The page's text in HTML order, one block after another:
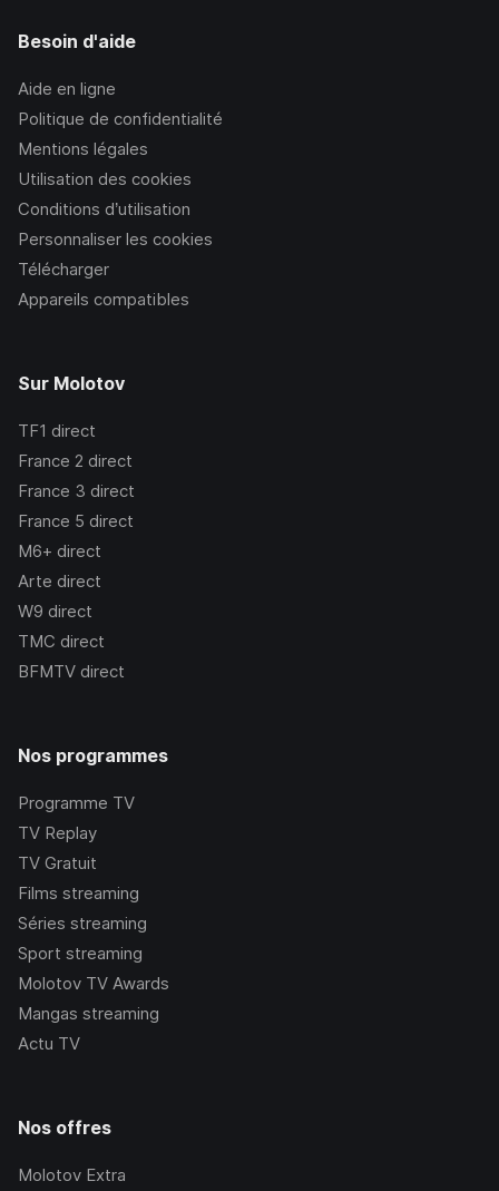
Besoin d'aide
Aide en ligne
Politique de confidentialité
Mentions légales
Utilisation des cookies
Conditions d’utilisation
Personnaliser les cookies
Télécharger
Appareils compatibles
Sur Molotov
TF1 direct
France 2 direct
France 3 direct
France 5 direct
M6+ direct
Arte direct
W9 direct
TMC direct
BFMTV direct
Nos programmes
Programme TV
TV Replay
TV Gratuit
Films streaming
Séries streaming
Sport streaming
Molotov TV Awards
Mangas streaming
Actu TV
Nos offres
Molotov Extra